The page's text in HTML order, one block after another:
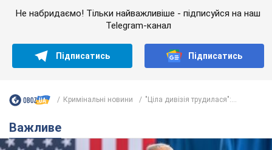
Не набридаємо! Тільки найважливіше - підписуйся на наш
Telegram-канал
Підписатись Підписатись
Кримінальні новини "Ціла дивізія трудилася":...
Важливе